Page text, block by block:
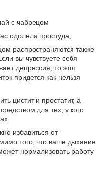
с чабрецом
одолела простуда;
распространяются также
вы чувствуете себя
депрессия, то этот
придется как нельзя
цистит и простатит, а
для тех, у кого
избавиться от
того, что ваше дыхание
нормализовать работу